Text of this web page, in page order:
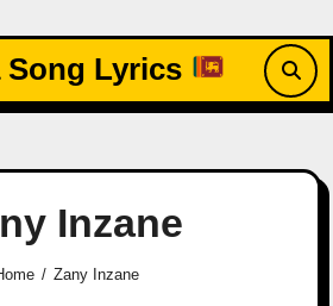
Song Lyrics
Inzane
Zany Inzane